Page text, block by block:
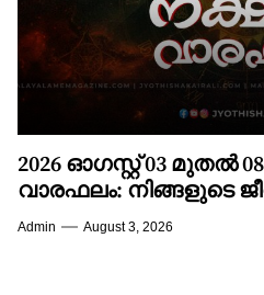
2026 ഓഗസ്റ്റ് 03 മുതൽ 08 വരെയുള്ള നക്ഷത്ര
വാരഫലം: നിങ്ങളുടെ
വരുത്തുന്ന മാറ്റങ്ങൾ
Admin August 3, 2026